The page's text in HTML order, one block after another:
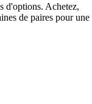
d'options. Achetez,
de paires pour une